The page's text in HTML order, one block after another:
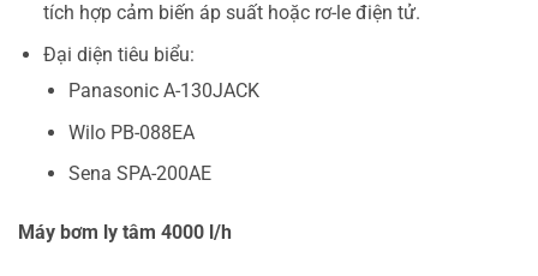
tích hợp cảm biến áp suất hoặc rơ-le điện tử.
Đại diện tiêu biểu:
Panasonic A-130JACK
Wilo PB-088EA
Sena SPA-200AE
Máy bơm ly tâm 4000 l/h